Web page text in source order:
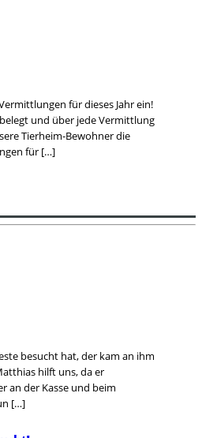
für dieses Jahr ein!
und über jede Vermittlung
Tierheim-Bewohner die
für […]
besucht hat, der kam an ihm
hilft uns, da er
an der Kasse und beim
[…]